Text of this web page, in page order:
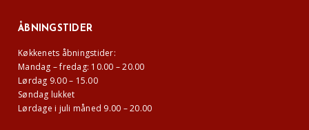
ÅBNINGSTIDER
Køkkenets åbningstider:
Mandag – fredag: 10.00 – 20.00
Lørdag 9.00 – 15.00
Søndag lukket
Lørdage i juli måned 9.00 – 20.00